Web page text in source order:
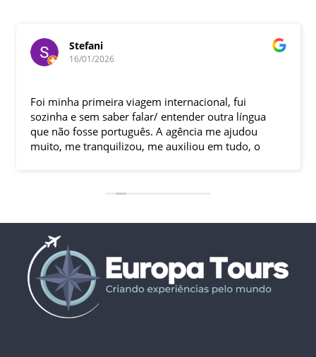
Stefani
16/01/2026
Foi minha primeira viagem internacional, fui
sozinha e sem saber falar/ entender outra língua
que não fosse português. A agência me ajudou
muito, me tranquilizou, me auxiliou em tudo, o
até que eu estivesse no destino final.
explicando a história do lugar, amizades que fiz no
grupo… tudo tornou essa experiência incrível.
Meu sonho foi realizado de forma fantástica.